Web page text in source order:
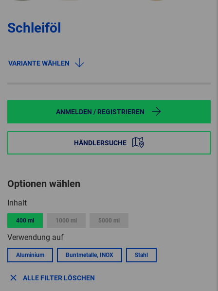
Schleiföl
VARIANTE WÄHLEN
ANMELDEN / REGISTRIEREN
HÄNDLERSUCHE
Optionen wählen
Inhalt
400 ml 1000 ml 5000 ml
Verwendung auf
Aluminium Buntmetalle, INOX Stahl
ALLE FILTER LÖSCHEN